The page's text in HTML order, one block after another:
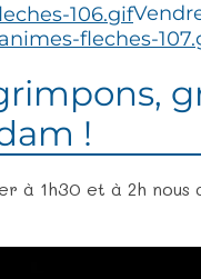
!
à 1h30 et à 2h nous